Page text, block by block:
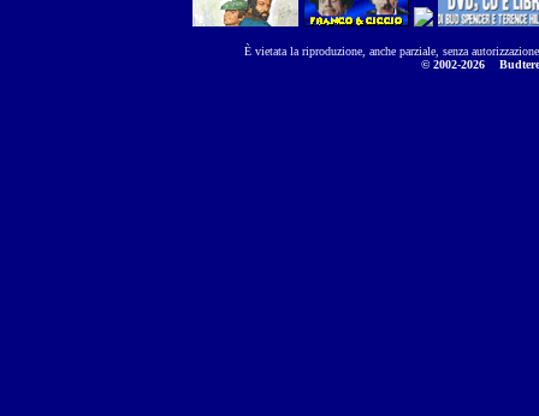
È vietata la riproduzione, anche parziale, senza
© 2002-2026